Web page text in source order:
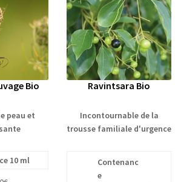
Bio
peau et
10 ml
Ravintsara Bio
Incontournable de la
trousse familiale d'urgence
Contenanc
e